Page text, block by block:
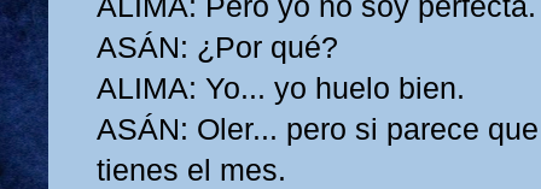
ALIMA: Pero yo no soy perfecta.
ASÁN: ¿Por qué?
ALIMA: Yo... yo huelo bien.
ASÁN: Oler... pero si parece
tienes el mes.